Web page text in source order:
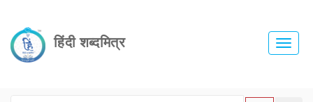
हिंदी शब्दमित्र